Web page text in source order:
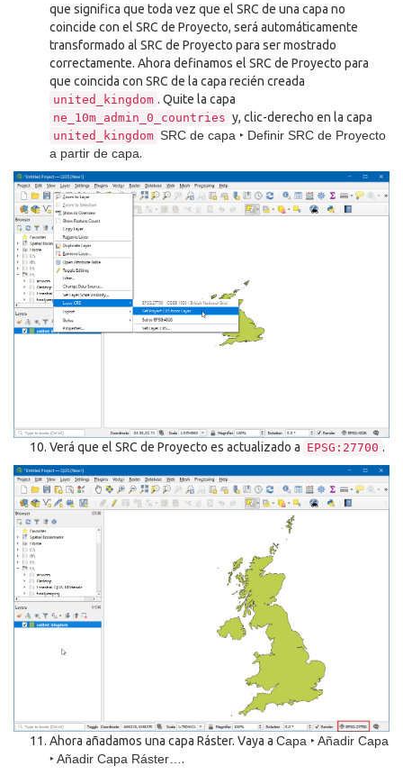
que significa que toda vez que el SRC de una capa no
coincide con el SRC de Proyecto, será automáticamente
transformado al SRC de Proyecto para ser mostrado
correctamente. Ahora definamos el SRC de Proyecto para
que coincida con SRC de la capa recién creada
united_kingdom . Quite la capa
ne_10m_admin_0_countries y, clic-derecho en la capa
united_kingdom SRC de capa ‣ Definir SRC de Proyecto
a partir de capa.
Verá que el SRC de Proyecto es actualizado a EPSG:27700 .
Ahora añadamos una capa Ráster. Vaya a Capa ‣ Añadir Capa
‣ Añadir Capa Ráster… .